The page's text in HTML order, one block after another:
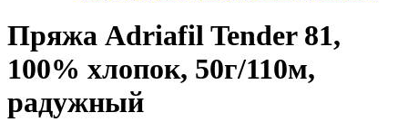
Пряжа Adriafil Tender 81,
100% хлопок, 50г/110м,
радужный